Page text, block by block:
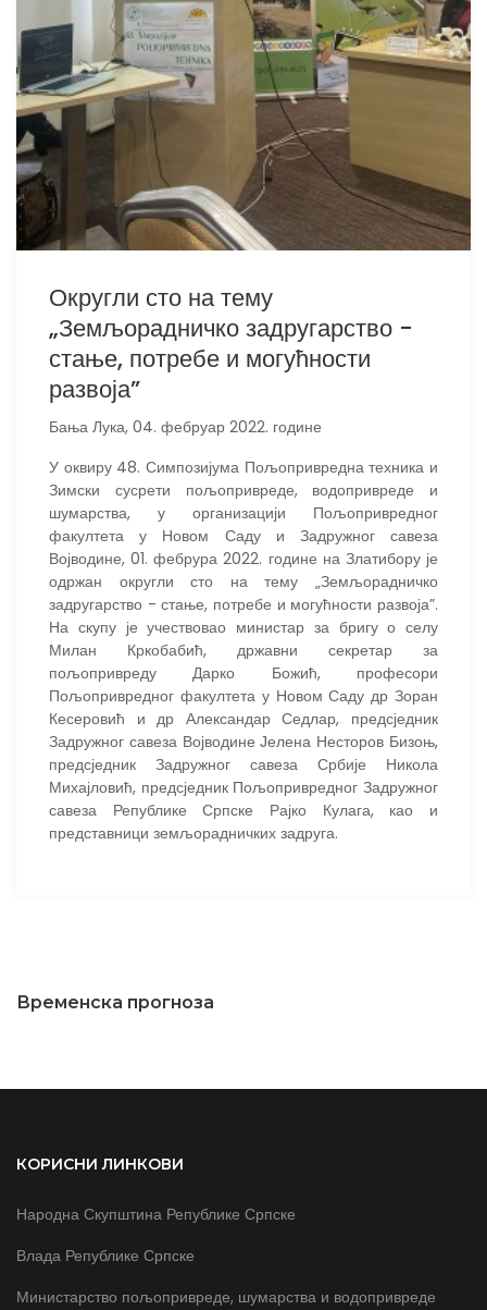
Округли сто на тему
„Земљорадничко задругарство -
стање, потребе и могућности
развоја”
Бања Лука, 04. фебруар 2022. године
У оквиру 48. Симпозијума Пољопривредна техника и
Зимски сусрети пољопривреде, водопривреде и
шумарства, у организацији Пољопривредног
факултета у Новом Саду и Задружног савеза
Војводине, 01. фебрура 2022. године на Златибору је
одржан округли сто на тему „Земљорадничко
задругарство - стање, потребе и могућности развоја”.
На скупу је учествовао министар за бригу о селу
Милан Кркобабић, државни секретар за
пољопривреду Дарко Божић, професори
Пољопривредног факултета у Новом Саду др Зоран
Кесеровић и др Александар Седлар, предсједник
Задружног савеза Војводине Јелена Несторов Бизоњ,
предсједник Задружног савеза Србије Никола
Михајловић, предсједник Пољопривредног Задружног
савеза Републике Српске Рајко Кулага, као и
представници земљорадничких задруга.
Временска прогноза
КОРИСНИ ЛИНКОВИ
Народна Скупштина Републике Српске
Влада Републике Српске
Министарство пољопривреде, шумарства и водопривреде